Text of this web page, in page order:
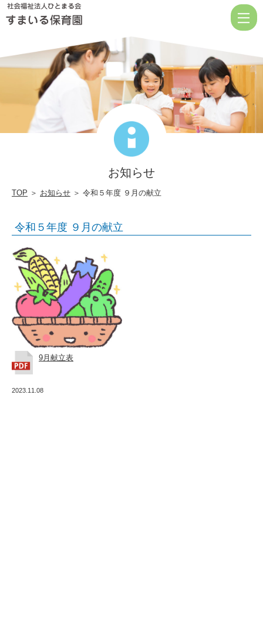
令
和
５
年
度
９
月
立
|
社
会
福
祉
法
人
ひ
と
お知らせ
TOP ＞ お知らせ ＞ 令和５年度 ９月の献立
令和５年度 ９月の献立
9月献立表
2023.11.08